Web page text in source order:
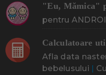
"Eu, Mămica"
pentru
Calculatoare
Afla data
bebelusului |